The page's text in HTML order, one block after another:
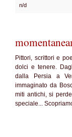
n/d
Pittori, scrittori e
dolci e tenere.
dalla Persia a
immaginato da
miti antichi, si
speciale...